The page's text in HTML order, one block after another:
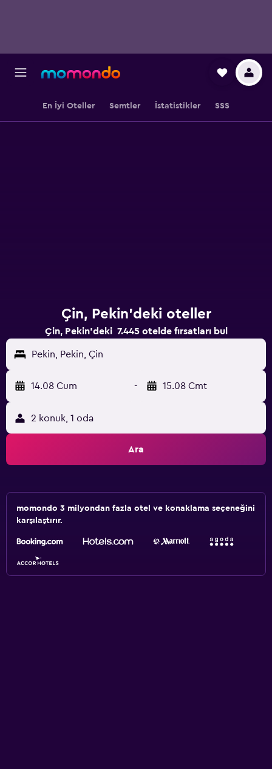
En İyi Oteller Semtler İstatistikler SSS
Çin, Pekin'deki oteller
Çin, Pekin'deki 7.445 otelde fırsatları bul
Pekin, Pekin, Çin
14.08 Cum - 15.08 Cmt
2 konuk, 1 oda
Ara
momondo 3 milyondan fazla otel ve konaklama seçeneğini
karşılaştırır.